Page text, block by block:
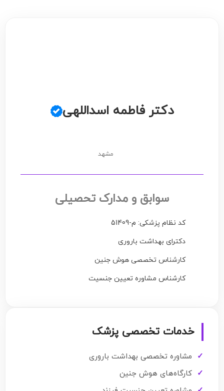
دکتر فاطمه اسداللهی
مشهد
سوابق و مدارک تحصیلی
کد نظام پزشکی: م-51409
دکترای بهداشت باروری
کارشناس تخصصی هوش جنین
کارشناس مشاوره تعیین جنسیت
خدمات تخصصی پزشک
مشاوره تخصصی بهداشت باروری
کارگاه‌های هوش جنین